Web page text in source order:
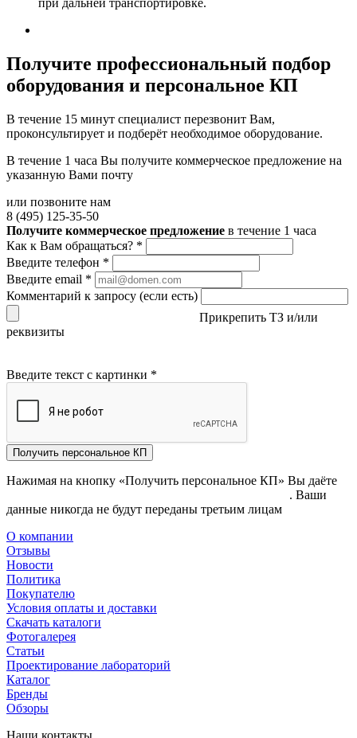
при дальней транспортировке.
Получите профессиональный подбор
оборудования и персональное КП
В течение 15 минут специалист перезвонит Вам,
проконсультирует и подберёт необходимое оборудование.
В течение 1 часа Вы получите коммерческое предложение на
указанную Вами почту
или позвоните нам
8 (495) 125-35-50
Получите коммерческое предложение в течение 1 часа
Как к Вам обращаться? *
Введите телефон *
Введите email *
Комментарий к запросу (если есть)
Прикрепить ТЗ и/или
реквизиты
Введите текст с картинки *
Получить персональное КП
Нажимая на кнопку «Получить персональное КП» Вы даёте
. Ваши
данные никогда не будут переданы третьим лицам
О компании
Отзывы
Новости
Политика
Покупателю
Условия оплаты и доставки
Скачать каталоги
Фотогалерея
Статьи
Проектирование лабораторий
Каталог
Бренды
Обзоры